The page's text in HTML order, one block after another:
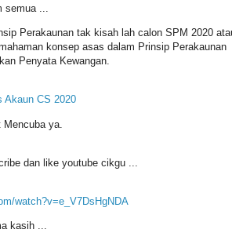
semua ...
Perakaunan tak kisah lah calon SPM 2020
konsep asas dalam Prinsip Perakaunan
Penyata Kewangan.
Akaun CS 2020
ya.
dan like youtube cikgu ...
watch?v=e_V7DsHgNDA
kasih ...